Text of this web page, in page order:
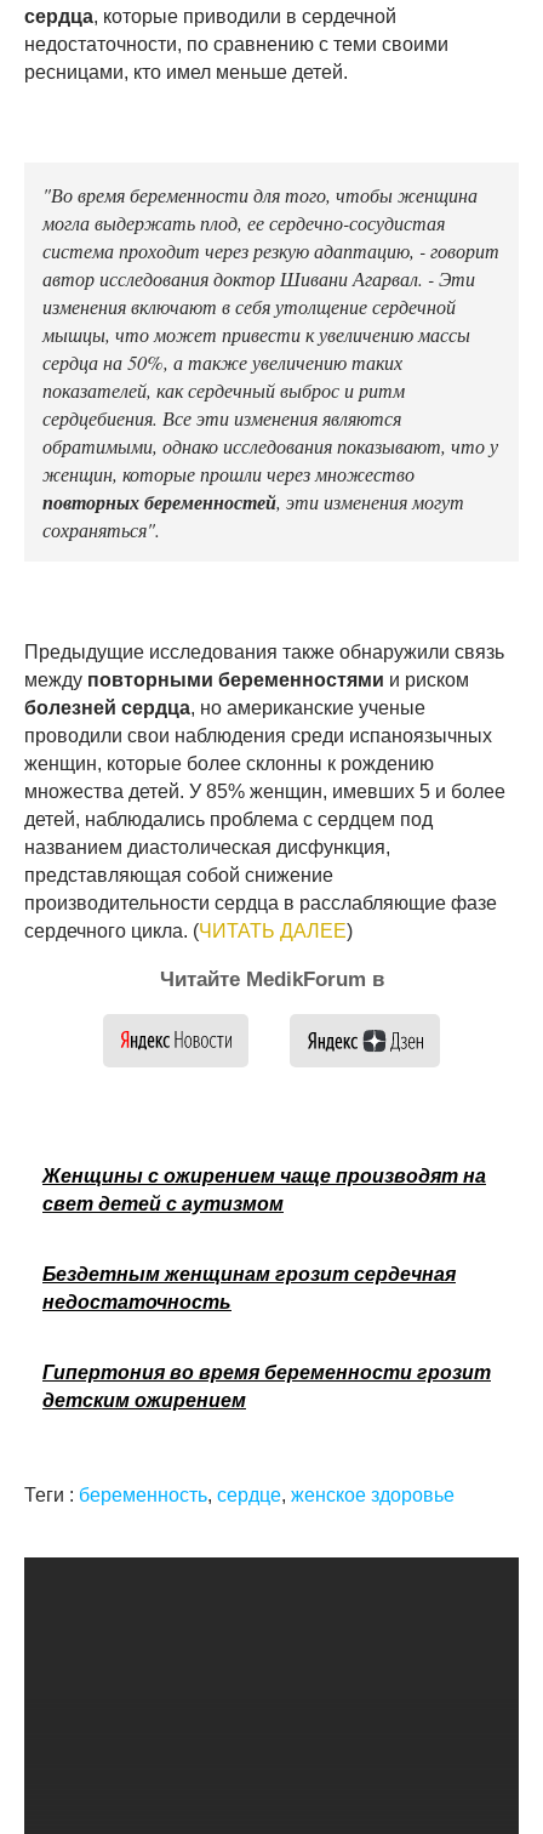
сердца, которые приводили в сердечной
недостаточности, по сравнению с теми своими
ресницами, кто имел меньше детей.
"Во время беременности для того, чтобы женщина
могла выдержать плод, ее сердечно-сосудистая
система проходит через резкую адаптацию, - говорит
автор исследования доктор Шивани Агарвал. - Эти
изменения включают в себя утолщение сердечной
мышцы, что может привести к увеличению массы
сердца на 50%, а также увеличению таких
показателей, как сердечный выброс и ритм
сердцебиения. Все эти изменения являются
обратимыми, однако исследования показывают, что у
женщин, которые прошли через множество
повторных беременностей, эти изменения могут
сохраняться".
Предыдущие исследования также обнаружили связь
между повторными беременностями и риском
болезней сердца, но американские ученые
проводили свои наблюдения среди испаноязычных
женщин, которые более склонны к рождению
множества детей. У 85% женщин, имевших 5 и более
детей, наблюдались проблема с сердцем под
названием диастолическая дисфункция,
представляющая собой снижение
производительности сердца в расслабляющие фазе
сердечного цикла. (ЧИТАТЬ ДАЛЕЕ)
Читайте MedikForum в
Женщины с ожирением чаще производят на
свет детей с аутизмом
Бездетным женщинам грозит сердечная
недостаточность
Гипертония во время беременности грозит
детским ожирением
Теги : беременность, сердце, женское здоровье